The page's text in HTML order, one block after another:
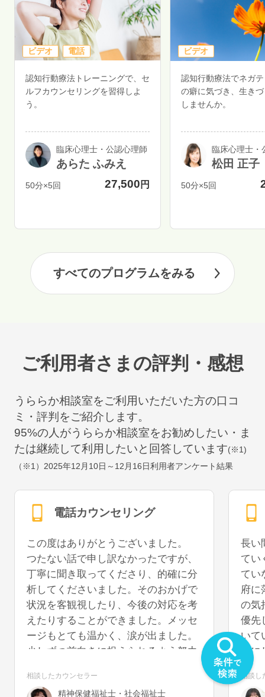
ビデオ 電話
認知行動療法トレーニングで、セ
ルフカウンセリングを習得しよ
う。
臨床心理士・公認心理師
あらた ふみえ
50分×5回 27,500 円
ビデオ
認知行動療法でネガ
の癖に気づき、生き
しませんか。
臨床心理士・
松田 正子
50分×5回
すべてのプログラムをみる
ご利用者さまの評判・感想
うららか相談室をご利用いただいた方の口コ
ミ・評判をご紹介します。
95%の人がうららか相談室をお勧めしたい・ま
たは継続して利用したいと回答しています(※1)
（※1） 2025年12月10日～12月16日利用者アンケート結果
電話カウンセリング
この度はありがとうございました。
つたない話で申し訳なかったですが、
丁寧に聞き取ってくださり、的確に分
析してくださいました。そのおかげで
状況を客観視したり、今後の対応を考
えたりすることができました。メッセ
ージもとても温かく、涙が出ました。
少しずつ前向きに捉えられるよう努力
あれば、再度お話を聞いていただける
相談したカウンセラー
精神保健福祉士・社会福祉士
長い
てい
てい
府に
の気
優先
いて
事
うに
を切
相談